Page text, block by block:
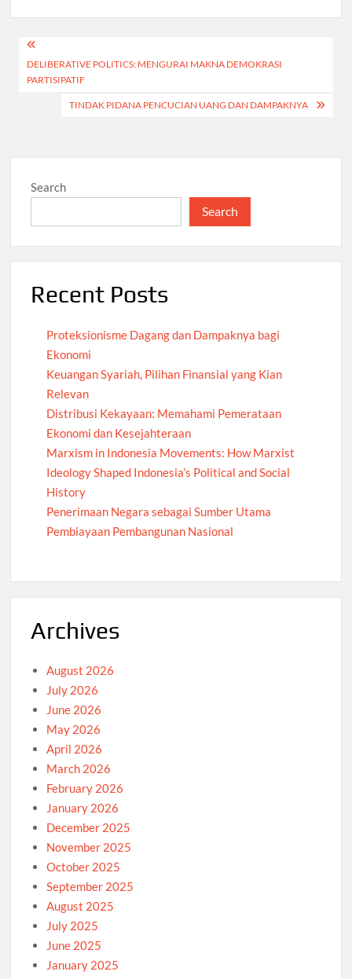
Post
navigation
DELIBERATIVE POLITICS: MENGURAI MAKNA DEMOKRASI
PARTISIPATIF
TINDAK PIDANA PENCUCIAN UANG DAN DAMPAKNYA
Search
Search
Recent Posts
Proteksionisme Dagang dan Dampaknya bagi
Ekonomi
Keuangan Syariah, Pilihan Finansial yang Kian
Relevan
Distribusi Kekayaan: Memahami Pemerataan
Ekonomi dan Kesejahteraan
Marxism in Indonesia Movements: How Marxist
Ideology Shaped Indonesia’s Political and Social
History
Penerimaan Negara sebagai Sumber Utama
Pembiayaan Pembangunan Nasional
Archives
August 2026
July 2026
June 2026
May 2026
April 2026
March 2026
February 2026
January 2026
December 2025
November 2025
October 2025
September 2025
August 2025
July 2025
June 2025
January 2025